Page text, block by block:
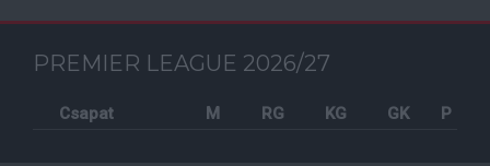
PREMIER LEAGUE 2026/27
Csapat M RG KG GK P